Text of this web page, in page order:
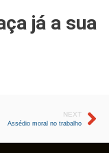
já a sua
NEXT
Assédio moral no trabalho